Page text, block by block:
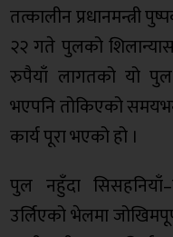
तत्कालीन प्रधानमन्त्री
२२ गते पुलको
रुपैयाँ लागतको यो पुल
भएपनि तोकिएको
कार्य पूरा भएको हो ।
पुल नहुँदा
उर्लिएको भेलमा